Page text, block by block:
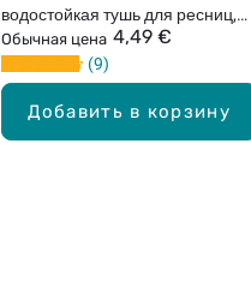
Добавить в корзину
водостойкая тушь для ресниц,
Black, 10мл
Обычная цена 4,49 €
9